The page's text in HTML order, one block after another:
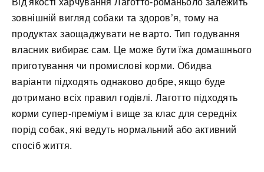
Від якості харчування Лаготто-романьоло залежить
зовнішній вигляд собаки та здоров’я, тому на
продуктах заощаджувати не варто. Тип годування
власник вибирає сам. Це може бути їжа домашнього
приготування чи промислові корми. Обидва
варіанти підходять однаково добре, якщо буде
дотримано всіх правил годівлі. Лаготто підходять
корми супер-преміум і вище за клас для середніх
порід собак, які ведуть нормальний або активний
спосіб життя.